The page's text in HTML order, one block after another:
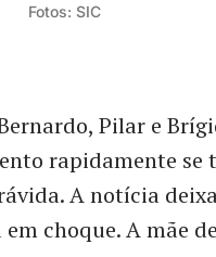
Fotos: SIC
Pilar e
rapidamente
A notícia
choque. A mãe